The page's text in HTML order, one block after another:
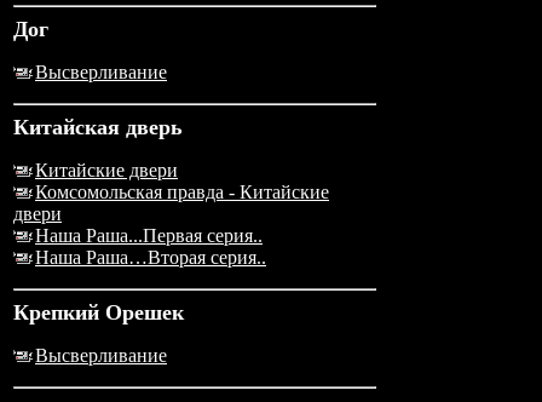
Дог
Высверливание
Китайская дверь
Китайские двери
Комсомольская правда - Китайские
двери
Наша Раша...Первая серия..
Наша Раша…Вторая серия..
Крепкий Орешек
Высверливание